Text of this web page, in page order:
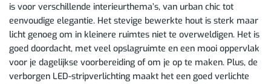
is voor verschillende interieurthema’s, van urban chic tot
eenvoudige elegantie. Het stevige bewerkte hout is sterk maar
licht genoeg om in kleinere ruimtes niet te overweldigen. Het is
goed doordacht, met veel opslagruimte en een mooi oppervlak
voor je dagelijkse voorbereiding of om je op te maken. Plus, de
verborgen LED-stripverlichting maakt het een goed verlichte